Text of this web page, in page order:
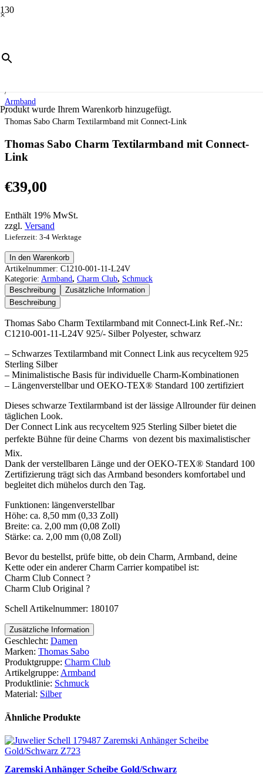
×
Produkt wurde Ihrem Warenkorb hinzugefügt.
/
Schmuck
/
Armband
/
Thomas Sabo Charm Textilarmband mit Connect-Link
Thomas Sabo Charm Textilarmband mit Connect-
Link
€39,00
Enthält 19% MwSt.
zzgl. Versand
Lieferzeit: 3-4 Werktage
Thomas
Sabo
Charm
Textilarmband
mit
Connect-
Link
Menge
In den Warenkorb
Artikelnummer: C1210-001-11-L24V
Kategorie: Armband, Charm Club, Schmuck
Beschreibung
Zusätzliche Information
Beschreibung
Thomas Sabo Charm Textilarmband mit Connect-Link Ref.-Nr.:
C1210-001-11-L24V 925/- Silber Polyester, schwarz
– Schwarzes Textilarmband mit Connect Link aus recyceltem 925
Sterling Silber
– Minimalistische Basis für individuelle Charm-Kombinationen
– Längenverstellbar und OEKO-TEX® Standard 100 zertifiziert
Dieses schwarze Textilarmband ist der lässige Allrounder für deinen
täglichen Look.
Der Connect Link aus recyceltem 925 Sterling Silber bietet die
perfekte Bühne für deine Charms  von dezent bis maximalistischer
Mix.
Dank der verstellbaren Länge und der OEKO-TEX® Standard 100
Zertifizierung trägt sich das Armband besonders komfortabel und
begleitet dich mühelos durch den Tag.
Funktionen: längenverstellbar
Höhe: ca. 8,50 mm (0,33 Zoll)
Breite: ca. 2,00 mm (0,08 Zoll)
Stärke: ca. 2,00 mm (0,08 Zoll)
Bevor du bestellst, prüfe bitte, ob dein Charm, Armband, deine
Kette oder ein anderer Charm Carrier kompatibel ist:
Charm Club Connect ?
Charm Club Original ?
Schell Artikelnummer: 180107
Zusätzliche Information
Geschlecht: Damen
Marken: Thomas Sabo
Produktgruppe: Charm Club
Artikelgruppe: Armband
Produktlinie: Schmuck
Material: Silber
Ähnliche Produkte
Zaremski Anhänger Scheibe Gold/Schwarz